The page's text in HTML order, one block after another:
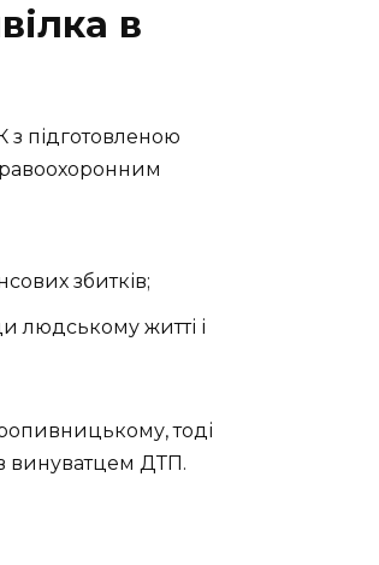
в
з підготовленою
збитків;
людському житті і
тоді
винуватцем ДТП.